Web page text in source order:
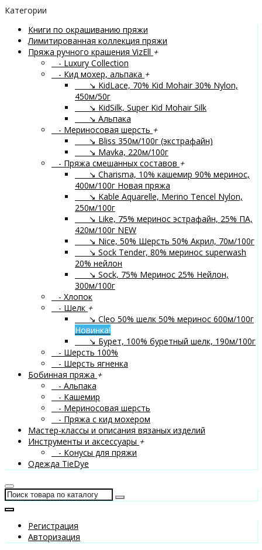
Категории
Книги по окрашиванию пряжи
Лимитированная коллекция пряжи
Пряжа ручного крашения VizEll +
- Luxury Collection
- Кид мохер, альпака +
↘ KidLace, 70% Kid Mohair 30% Nylon,
450м/50г
↘ KidSilk, Super Kid Mohair Silk
↘ Альпака
- Мериносовая шерсть +
↘ Bliss 350м/100г (экстрафайн)
↘ Mavka, 220м/100г
- Пряжа смешанных составов +
↘ Charisma, 10% кашемир 90% меринос,
400м/100г Новая пряжа
↘ Kable Aquarelle, Merino Tencel Nylon,
250м/100г
↘ Like, 75% меринос эстрафайн, 25% ПА,
420м/100г NEW
↘ Nice, 50% Шерсть 50% Акрил, 70м/100г
↘ Sock Tender, 80% меринос superwash
20% нейлон
↘ Sock, 75% Меринос 25% Нейлон,
300м/100г
- Хлопок
- Шелк +
↘ Cleo 50% шелк 50% меринос 600м/100г
Новинка!
↘ Бурет, 100% буретный шелк, 190м/100г
- Шерсть 100%
- Шерсть ягненка
Бобинная пряжа +
- Альпака
- Кашемир
- Мериносовая шерсть
- Пряжа с кид мохером
Мастер-классы и описания вязаных изделий
Инструменты и аксессуары +
- Конусы для пряжи
Одежда TieDye
Регистрация
Авторизация